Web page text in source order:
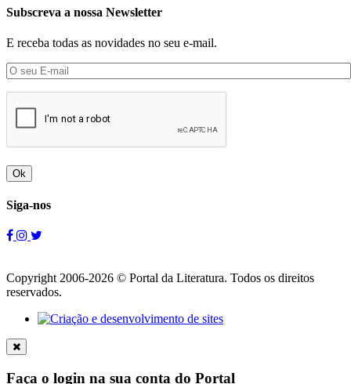
Subscreva a nossa Newsletter
E receba todas as novidades no seu e-mail.
Ok
Siga-nos
Copyright 2006-2026 © Portal da Literatura. Todos os direitos
reservados.
Faça o login na sua conta do Portal